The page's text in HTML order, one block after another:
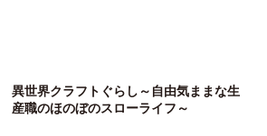
異世界クラフトぐらし～自由気ままな生
産職のほのぼのスローライフ～